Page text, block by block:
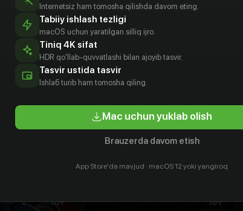
18+ 18+
Internetsiz ham tomosha qilishda davom eting.
Tabiiy ishlash tezligi
macOS uchun yaratilgan silliq ijro.
Tiniq 4K sifat
HDR qo'llab-quvvatlashi bilan ajoyib tasvir.
Tasvir ustida tasvir
Ishlаб turib ham tomosha qiling.
Mac uchun yuklab olish
Brauzerda davom etish
App Store'da mavjud · macOS 12 yoki yangiroq